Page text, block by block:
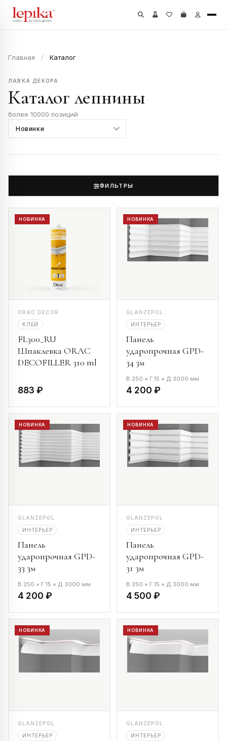
Главная / Каталог
ЛАВКА ДЕКОРА
Каталог лепнины
более 10000 позиций
ФИЛЬТРЫ
НОВИНКА
ORAC DECOR
КЛЕЙ
FL300_RU
Шпаклевка ORAC
DECOFILLER 310 ml
883 ₽
НОВИНКА
GLANZEPOL
ИНТЕРЬЕР
Панель
ударопрочная GPD-
34 3м
В 250 × Г 15 × Д 3000 мм
4 200 ₽
НОВИНКА
GLANZEPOL
ИНТЕРЬЕР
Панель
ударопрочная GPD-
33 3м
В 250 × Г 15 × Д 3000 мм
4 200 ₽
НОВИНКА
GLANZEPOL
ИНТЕРЬЕР
Панель
ударопрочная GPD-
31 3м
В 250 × Г 15 × Д 3000 мм
4 500 ₽
НОВИНКА
GLANZEPOL
ИНТЕРЬЕР
НОВИНКА
GLANZEPOL
ИНТЕРЬЕР